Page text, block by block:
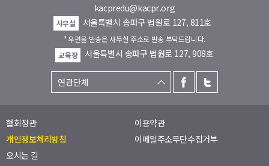
kacpredu@kacpr.org
사무실 서울특별시 송파구 법원로 127, 811호
* 우편물 발송은 사무실 주소로 발송 부탁드립니다.
교육장
서울특별시 송파구 법원로 127, 908호
협회정관
이용약관
개인정보처리방침
이메일주소무단수집거부
오시는 길